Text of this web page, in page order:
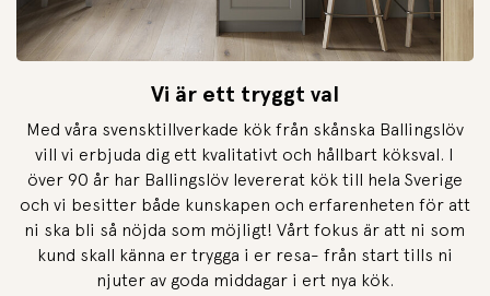
Vi är ett tryggt val
Med våra svensktillverkade kök från skånska Ballingslöv
vill vi erbjuda dig ett kvalitativt och hållbart köksval. I
över 90 år har Ballingslöv levererat kök till hela Sverige
och vi besitter både kunskapen och erfarenheten för att
ni ska bli så nöjda som möjligt! Vårt fokus är att ni som
kund skall känna er trygga i er resa- från start tills ni
njuter av goda middagar i ert nya kök.